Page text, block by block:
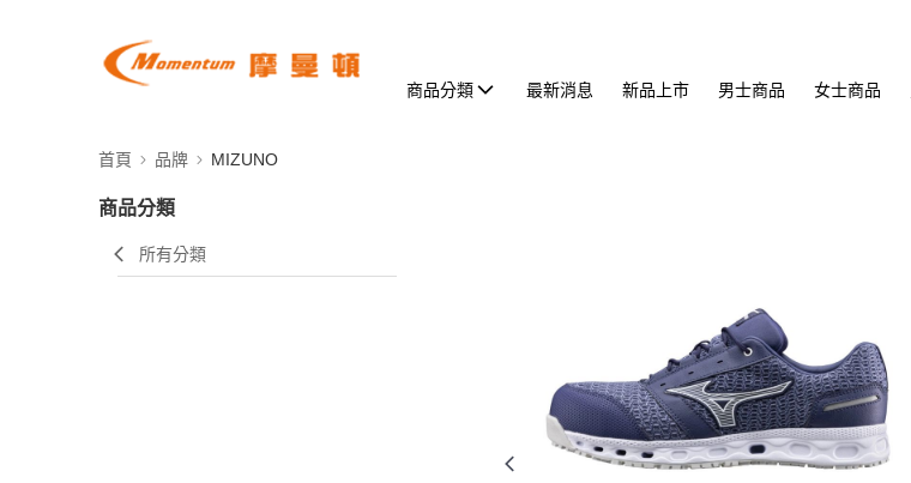
商品分類 最新消息 新品上市 男士商品 女士商品
首頁 品牌 MIZUNO
商品分類
所有分類